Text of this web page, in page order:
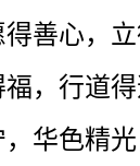
善心，
，行道
华色精光